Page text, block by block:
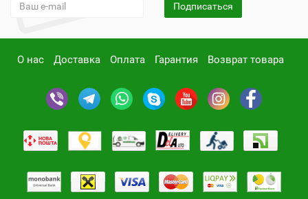
Подписаться
О нас Доставка Оплата Гарантия Возврат товара